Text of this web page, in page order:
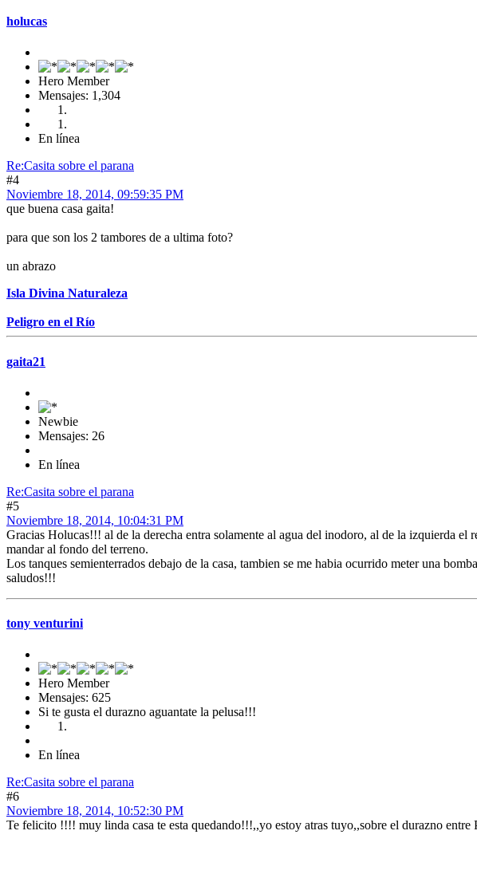
holucas
Hero Member
Mensajes: 1,304
En línea
Re:Casita sobre el parana
#4
Noviembre 18, 2014, 09:59:35 PM
que buena casa gaita!
para que son los 2 tambores de a ultima foto?
un abrazo
Isla Divina Naturaleza
Peligro en el Río
gaita21
Newbie
Mensajes: 26
En línea
Re:Casita sobre el parana
#5
Noviembre 18, 2014, 10:04:31 PM
Gracias Holucas!!! al de la derecha entra solamente al agua del inodoro, al de la izquierda
mandar al fondo del terreno.
Los tanques semienterrados debajo de la casa, tambien se me habia ocurrido meter una
saludos!!!
tony venturini
Hero Member
Mensajes: 625
Si te gusta el durazno aguantate la pelusa!!!
En línea
Re:Casita sobre el parana
#6
Noviembre 18, 2014, 10:52:30 PM
Te felicito !!!! muy linda casa te esta quedando!!!,,yo estoy atras tuyo,,sobre el durazno